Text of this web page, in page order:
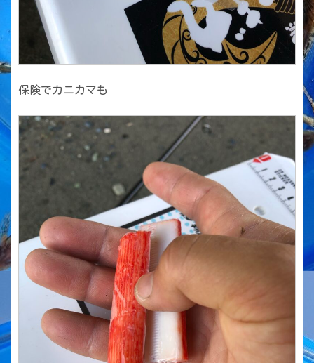
保険でカニカマも